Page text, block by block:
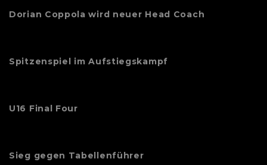
Dorian Coppola wird neuer Head Coach
Spitzenspiel im Aufstiegskampf
U16 Final Four
Sieg gegen Tabellenführer